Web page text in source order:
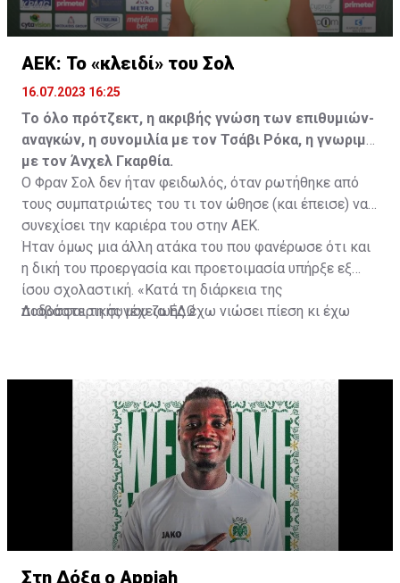
ΑΕΚ: Το «κλειδί» του Σολ
16.07.2023 16:25
Το όλο πρότζεκτ, η ακριβής γνώση των επιθυμιών-
αναγκών, η συνομιλία με τον Τσάβι Ρόκα, η γνωριμία
με τον Άνχελ Γκαρθία.
Ο Φραν Σολ δεν ήταν φειδωλός, όταν ρωτήθηκε από
τους συμπατριώτες του τι τον ώθησε (και έπεισε) να
συνεχίσει την καριέρα του στην ΑΕΚ.
Ήταν όμως μια άλλη ατάκα του που φανέρωσε ότι και
η δική του προεργασία και προετοιμασία υπήρξε εξ
ίσου σχολαστική. «Κατά τη διάρκεια της
ποδοσφαιρικής μου ζωής έχω νιώσει πίεση κι έχω
31χρονος άσος.
Διαβάστε τη συνέχειαΕΔΩ
Στη Δόξα ο Appiah